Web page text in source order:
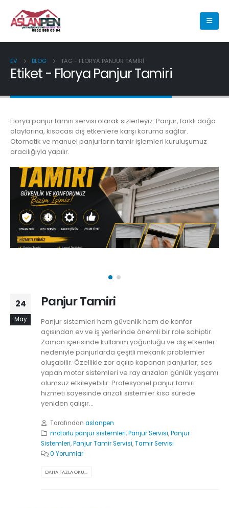
EV BLOG TAG - FLORYA PANJUR TAMIRI
Etiket - Florya Panjur Tamiri
Florya panjur tamiri servisi olarak sizlerleyiz. Panjur, farklı doğa
olaylarına, kısacası dış etkenlere karşı koruma sağlar.
Otomatik ve manuel panjurların tamir işlemleri kuruluşumuz
aracılığıyla yapılır.
24
May
Panjur Tamiri
Panjur sistemleri hem güvenlik hem de konfor
açısından ev ve iş yerlerinde önemli bir role sahiptir.
Zaman içerisinde kullanım yoğunluğu ve dış etkenler
nedeniyle panjurlarda çeşitli mekanik problemler
oluşabilir. Özellikle zor açılıp kapanan panjurlar, ses
yapan motor sistemleri ve ray arızaları günlük yaşamı
olumsuz etkileyebilir. Profesyonel panjur tamiri
hizmeti sayesinde arızalı sistemler kısa sürede
yeniden çalışır...
Tarafından aslanpen
motorlu panjur sistemleri,Panjur Servisi,Panjur
Sistemleri,Panjur Tamir Servisi,Tamir Servisi
0 Yorumlar
DAHA FAZLA OKU...